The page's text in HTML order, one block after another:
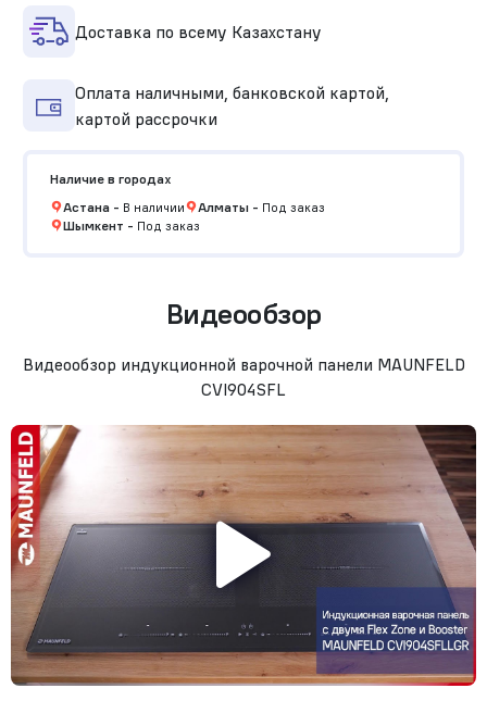
Доставка по всему Казахстану
Оплата наличными, банковской картой,
картой рассрочки
Наличие в городах
Астана- В наличии Алматы- Под заказ
Шымкент - Под заказ
Видеообзор
Видеообзор индукционной варочной панели MAUNFELD
CVI904SFL